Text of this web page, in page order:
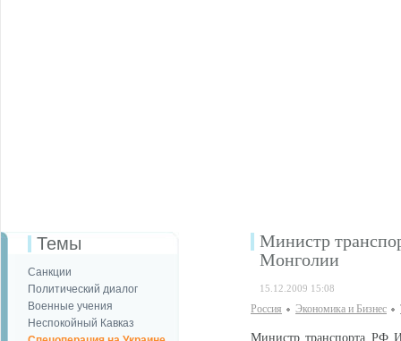
Темы
Санкции
Политический диалог
Военные учения
Неспокойный Кавказ
Министр
Монголии
15.12.2009 15:08
Россия Экономика и Бизнес
Министр транспорта РФ